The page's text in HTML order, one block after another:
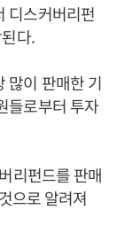
디스커버리펀
다.
많이 판매한 기
들로부터 투자
리펀드를 판매
으로 알려져